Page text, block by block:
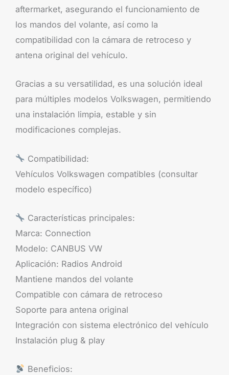
aftermarket, asegurando el funcionamiento de
los mandos del volante, así como la
compatibilidad con la cámara de retroceso y
antena original del vehículo.
Gracias a su versatilidad, es una solución ideal
para múltiples modelos Volkswagen, permitiendo
una instalación limpia, estable y sin
modificaciones complejas.
Compatibilidad:
Vehículos Volkswagen compatibles (consultar
modelo específico)
Características principales:
Marca: Connection
Modelo: CANBUS VW
Aplicación: Radios Android
Mantiene mandos del volante
Compatible con cámara de retroceso
Soporte para antena original
Integración con sistema electrónico del vehículo
Instalación plug & play
Beneficios: